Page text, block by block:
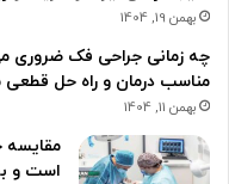
بهمن 19, 1404
چه زمانی جراحی فک ضروری
مناسب درمان و راه حل
بهمن 11, 1404
مقایسه
است و